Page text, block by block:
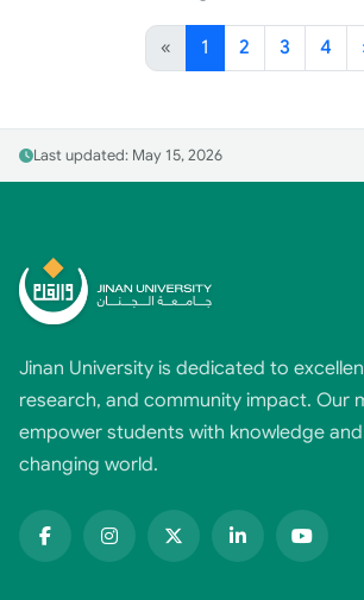
« 1 2 3 4
Last updated: May 15, 2026
Jinan University is dedicated to
research, and community impact. Our
empower students with knowledge
changing world.